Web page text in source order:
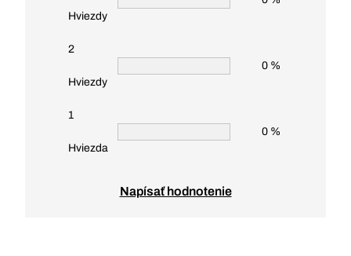
Hviezdy
2
Hviezdy
0 %
1
Hviezda
0 %
Napísať hodnotenie